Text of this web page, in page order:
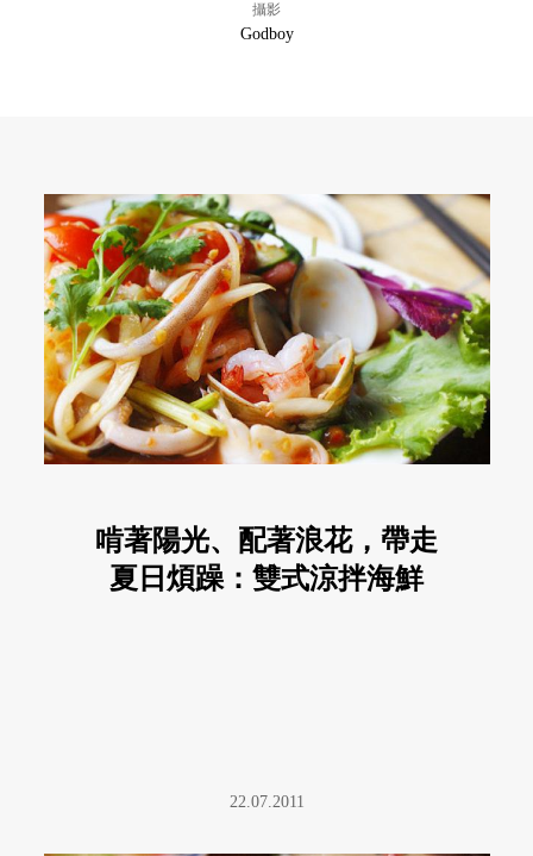
攝影
Godboy
啃著陽光、配著浪花，帶走
夏日煩躁：雙式涼拌海鮮
22.07.2011